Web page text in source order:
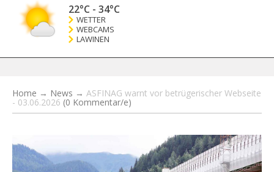
22°C - 34°C
WETTER
WEBCAMS
LAWINEN
Home → News → ASFINAG warnt vor betrügerischer Webseite
- 03.06.2026 (0 Kommentar/e)